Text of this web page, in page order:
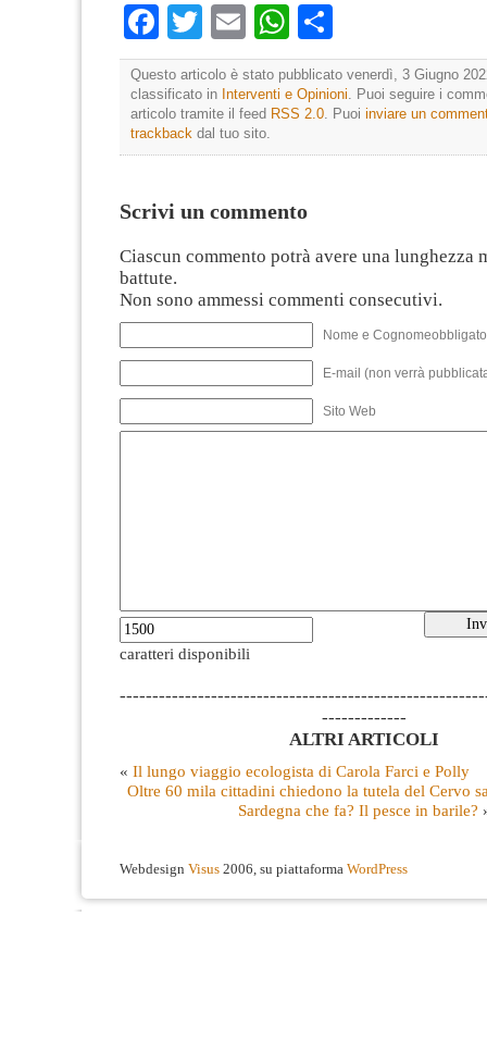
Facebook
Twitter
EmailWhatsApp
Questo articolo è stato pubblicato venerdì, 3 Giugno
classificato in Interventi e Opinioni . Puoi seguire i
articolo tramite il feed RSS 2.0 . Puoi inviare un
trackback dal tuo sito.
Scrivi un commento
Ciascun commento potrà avere una lunghezza
battute.
Non sono ammessi commenti consecutivi.
Nome e
E-mail (non verrà
Sito Web
caratteri disponibili
-------------
ALTRI ARTICOLI
« Il lungo viaggio ecologista di Carola Farci e Polly
Oltre 60 mila cittadini chiedono la tutela del Cervo
Sardegna che fa? Il pesce in barile?
Webdesign Visus 2006, su piattaforma WordPress